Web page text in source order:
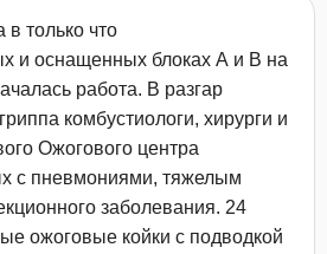
в только что
и оснащенных блоках А и В на
работа. В разгар
комбустиологи, хирурги и
Ожогового центра
с пневмониями, тяжелым
заболевания. 24
ожоговые койки с подводкой